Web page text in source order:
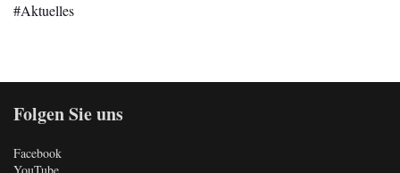
Aktuelles
Folgen Sie uns
Facebook